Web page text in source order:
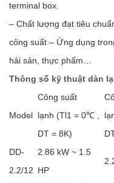
terminal box.
– Chất lượng đạt tiêu
công suất – Ứng dụng
hải sản, thực phẩm…
Thông số kỹ thuật dàn
Model
Công suất
lạnh (Tl1 = 0℃ ,
DT = 8K)
DD-
2.2/12
2.86 kW ~ 1.5
HP